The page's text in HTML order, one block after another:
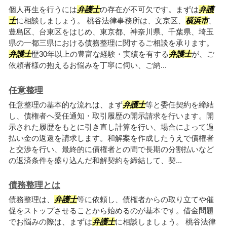
個人再生を行うには弁護士の存在が不可欠です。まずは弁護
士に相談しましょう。 桃谷法律事務所は、文京区、 横浜市、
豊島区、台東区をはじめ、東京都、神奈川県、千葉県、埼玉
県の一都三県における債務整理に関するご相談を承ります。
弁護士歴30年以上の豊富な経験・実績を有する弁護士が、ご
依頼者様の抱えるお悩みを丁寧に伺い、ご納...
任意整理
任意整理の基本的な流れは、まず弁護士等と委任契約を締結
し、債権者へ受任通知・取引履歴の開示請求を行います。開
示された履歴をもとに引き直し計算を行い、場合によって過
払い金の返還を請求します。和解案を作成したうえで債権者
と交渉を行い、最終的に債権者との間で長期の分割払いなど
の返済条件を盛り込んだ和解契約を締結して、契...
債務整理とは
債務整理は、 弁護士等に依頼し、債権者からの取り立てや催
促をストップさせることから始めるのが基本です。借金問題
でお悩みの際は、まずは弁護士に相談しましょう。 桃谷法律